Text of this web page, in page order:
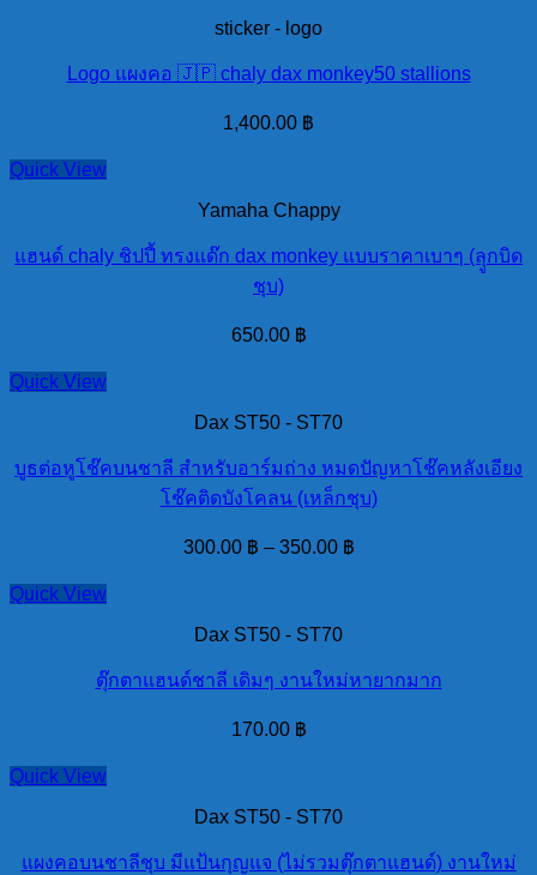
sticker - logo
Logo แผงคอ 🇯🇵 chaly dax monkey50 stallions
1,400.00 ฿
Quick View
Yamaha Chappy
แฮนด์ chaly ชิปปี้ ทรงแด๊ก dax monkey แบบราคาเบาๆ (ลุูกบิด
ชุบ)
650.00 ฿
Quick View
Dax ST50 - ST70
บูธต่อหูโช๊คบนชาลี สำหรับอาร์มถ่าง หมดปัญหาโช๊คหลังเอียง
โช๊คติดบังโคลน (เหล็กชุบ)
300.00 ฿ – 350.00 ฿
Quick View
Dax ST50 - ST70
ตุ๊กตาแฮนด์ชาลี เดิมๆ งานใหม่หายากมาก
170.00 ฿
Quick View
Dax ST50 - ST70
แผงคอบนชาลีชุบ มีแป้นกุญแจ (ไม่รวมตุ๊กตาแฮนด์) งานใหม่